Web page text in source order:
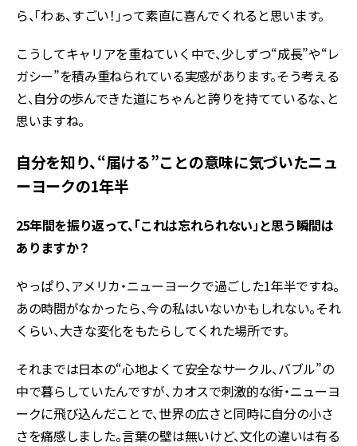
ら、「わぁ、すごい！」って素直に喜んでくれると思います。
こうしてキャリアを重ねていく中で、少しずつ“成長”や“レ
ガシー”を積み重ねられている実感があります。そう考える
と、自分の歩んできた道にちゃんと誇りを持てているな、と
思いますね。
自分を知り、“届ける”ことの意味に気づいたニュ
ーヨークの1年半
――25年間を振り返って、「これは忘れられない」と思う瞬間は
ありますか？
やっぱり、アメリカ・ニューヨークで過ごした1年半ですね。
あの時間がなかったら、今の私はいないかもしれない。それ
くらい、大きな変化をもたらしてくれた場所です。
それまでは日本の“心地よくて安全なサークル、バブル”の
中で暮らしていたんですが、カオスで刺激的な街・ニューヨ
ークに飛び込んだことで、世界の広さと同時に自分の小さ
さを痛感しました。言葉の壁は無いけど、文化の違いは有る